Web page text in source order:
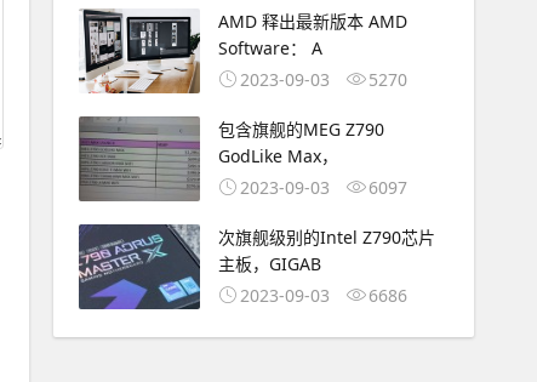
AMD 释出最新版本 AMD
Software： A
2023-09-03
5270
包含旗舰的MEG Z790
GodLike Max，
2023-09-03
6097
次旗舰级别的Intel Z790芯片
主板，GIGAB
2023-09-03
6686